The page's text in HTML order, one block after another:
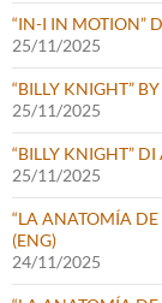
“IN-I IN MOTION”
25/11/2025
“BILLY KNIGHT”
25/11/2025
“BILLY KNIGHT”
25/11/2025
“LA ANATOMÍA DE
(ENG)
24/11/2025